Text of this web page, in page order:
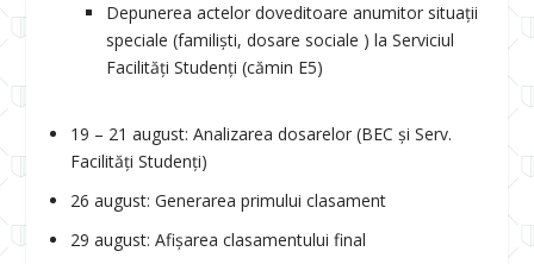
Depunerea actelor doveditoare anumitor situații
speciale (familiști, dosare sociale ) la Serviciul
Facilități Studenți (cămin E5)
19 – 21 august: Analizarea dosarelor (BEC și Serv.
Facilități Studenți)
26 august: Generarea primului clasament
29 august: Afișarea clasamentului final